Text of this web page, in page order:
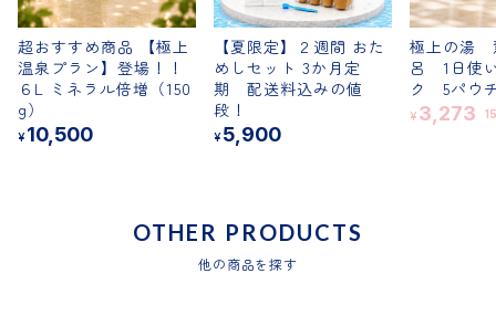
超おすすめ商品 【極上
温泉プラン】登場！！
６L ミネラル倍増（150
g）
¥ 10,500
【夏限定】２週間 おた
めしセット 3か月定
期 配送料込みの値
段！
¥ 5,900
極上の湯
呂 1日使
ク 5パウ
¥ 3,273
OTHER PRODUCTS
他の商品を探す